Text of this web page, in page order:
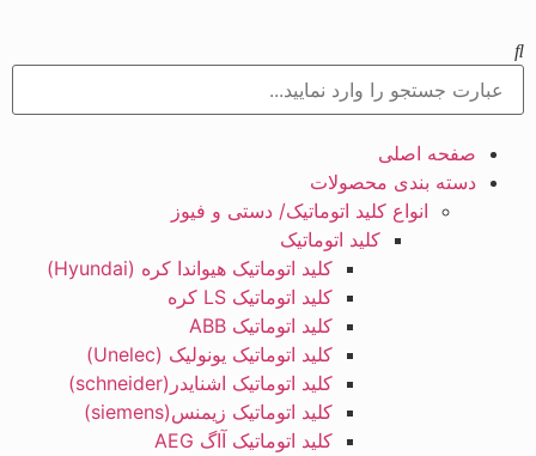
صفحه اصلی
دسته بندی محصولات
انواع کلید اتوماتیک/ دستی و فیوز
کلید اتوماتیک
کلید اتوماتیک هیواندا کره (Hyundai)
کلید اتوماتیک LS کره
کلید اتوماتیک ABB
کلید اتوماتیک یونولیک (Unelec)
کلید اتوماتیک اشنایدر(schneider)
کلید اتوماتیک زیمنس(siemens)
کلید اتوماتیک آاگ AEG